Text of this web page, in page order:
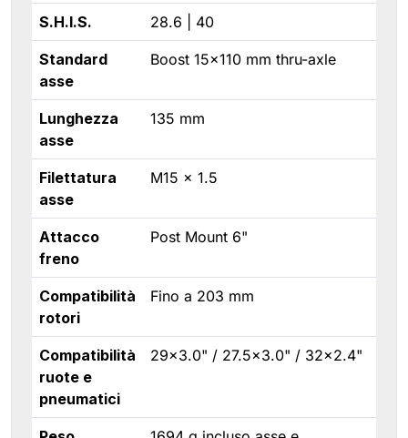
S.H.I.S. 28.6 | 40
Standard
asse
Boost 15×110 mm thru-axle
Lunghezza
asse
135 mm
Filettatura
asse
M15 × 1.5
Attacco
freno
Post Mount 6"
Compatibilità
rotori
Fino a 203 mm
Compatibilità
ruote e
pneumatici
29×3.0" / 27.5×3.0" / 32×2.4"